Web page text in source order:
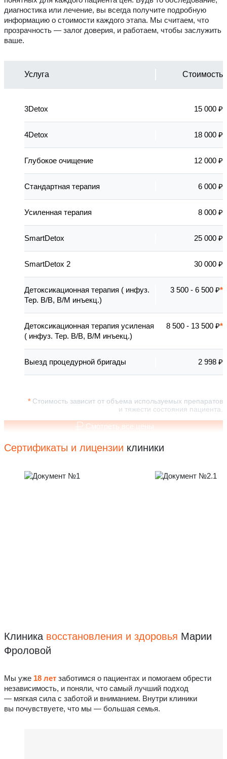
диагностика или лечение, вы всегда получите подробную
информацию о стоимости каждого этапа. Мы считаем, что
прозрачность — залог доверия, и работаем, чтобы заслужить
ваше.
Стоимость зависит от объема используемых препаратов
и тяжести состояния пациента.
Услуга Стоимость
3Detox 15 000 ₽
4Detox 18 000 ₽
Глубокое очищение 12 000 ₽
Стандартная терапия 6 000 ₽
Усиленная терапия 8 000 ₽
SmartDetox 25 000 ₽
SmartDetox 2 30 000 ₽
Детоксикационная терапия ( инфуз.
Тер. В/В, В/М инъекц.)
3 500 - 6 500 ₽
Детоксикационная терапия усиленая
( инфуз. Тер. В/В, В/М инъекц.)
8 500 - 13 500 ₽
Выезд процедурной бригады 2 998 ₽
Смотреть все цены
Сертификаты и лицензии клиники
Клиника восстановления и здоровья Марии
Фроловой
Мы уже 18 лет заботимся о пациентах и помогаем обрести
независимость, и поняли, что самый лучший подход
— мягкая сила с заботой и вниманием. Внутри клиники
вы почувствуете, что мы — большая семья.